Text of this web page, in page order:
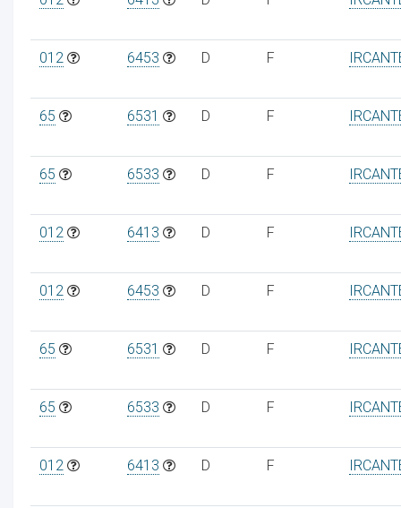
012 6453 D F
65 6531 D F
65 6533 D F
012 6413 D F
012 6453 D F
65 6531 D F
65 6533 D F
012 6413 D F